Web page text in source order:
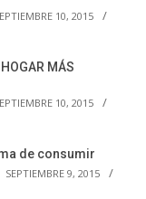
10, 2015
MÁS
10, 2015
de consumir
SEPTIEMBRE 9, 2015